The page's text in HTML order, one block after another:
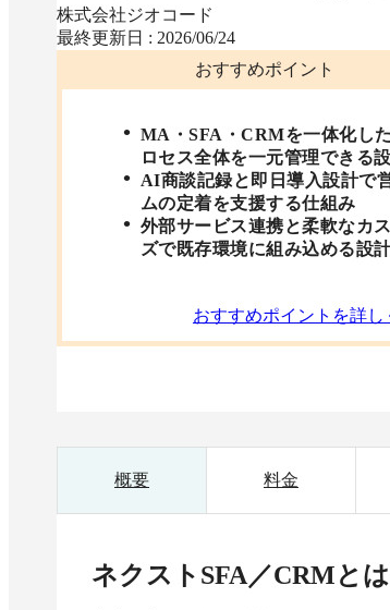
株式会社ジオコード
最終更新日 : 2026/06/24
おすすめポイント
MA・SFA・CRMを一体化し
ロセス全体を一元管理できる
AI商談記録と即日導入設計で
ムの定着を支援する仕組み
外部サービス連携と柔軟なカ
ズで既存環境に組み込める設
おすすめポイントを詳し
概要 料金
ネクストSFA／CRMとは